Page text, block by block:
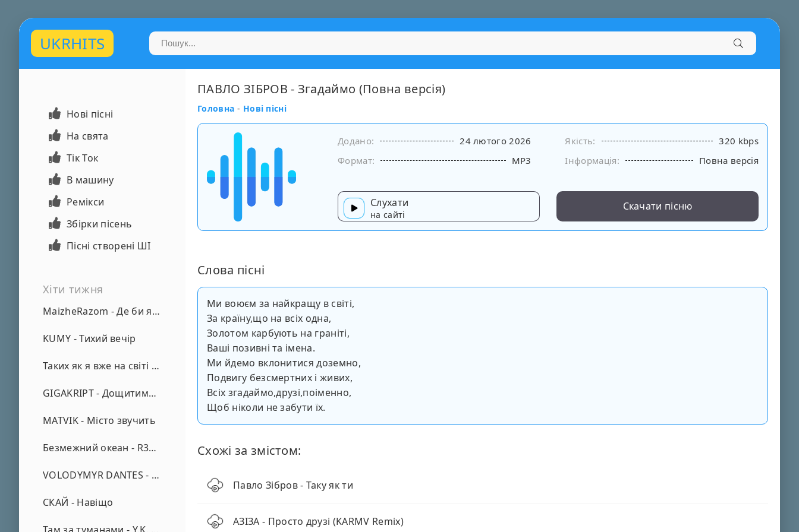
UKRHITS
Нові пісні
На свята
Тік Ток
В машину
Ремікси
Збірки пісень
Пісні створені ШІ
Хіти тижня
MaizheRazom - Де би я не був
KUMY - Тихий вечір
Таких як я вже на світі нема - А. Малярник
GIGAKRIPT - Дощитиме зима
MATVIK - Місто звучить
Безмежний океан - R3phase
VOLODYMYR DANTES - Просто кохаю (REMIX)
СКАЙ - Навіщо
ПАВЛО ЗІБРОВ - Згадаймо (Повна версія)
Головна - Нові пісні
Додано: 24 лютого 2026 Якість:
320 kbps
Формат:
MP3 Інформація: Повна версія
Слухати
на сайті
Скачати пісню
Слова пісні
Ми воюєм за найкращу в світі,
За країну,що на всіх одна,
Золотом карбують на граніті,
Ваші позивні та імена.
Ми йдемо вклонитися доземно,
Подвигу безсмертних і живих,
Всіх згадаймо,друзі,поіменно,
Щоб ніколи не забути їх.
Схожі за змістом:
Павло Зібров - Таку як ти
АЗІЗА - Просто друзі (KARMV Remix)